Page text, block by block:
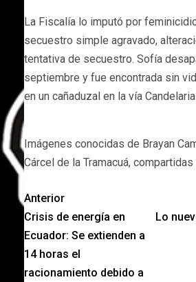
La Fiscalía lo imputó por
secuestro simple agravado,
tentativa de secuestro. Sofía
septiembre y fue encontrada sin
en un cañaduzal en la vía
Imágenes conocidas de Brayan
Cárcel de la Tramacuá, compartidas
Anterior
Crisis de energía en
Ecuador: Se extienden a
14 horas el
racionamiento debido a
Lo